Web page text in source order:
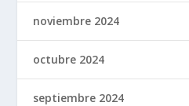
noviembre 2024
octubre 2024
septiembre 2024